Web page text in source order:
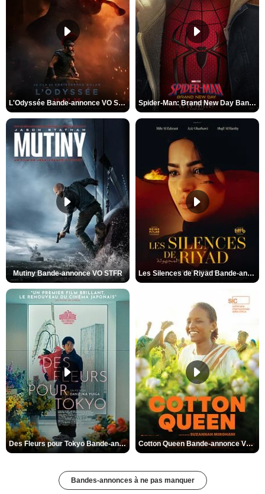
L'Odyssée Bande-annonce VO STFR Spider-Man: Brand New Day Bande-annonce VO STFR
Mutiny Bande-annonce VO STFR Les Silences de Riyad Bande-annonce VO STFR
Des Fleurs pour Tokyo Bande-annonce VO STFR Cotton Queen Bande-annonce VO STFR
Bandes-annonces à ne pas manquer